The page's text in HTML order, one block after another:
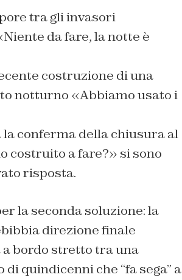
tra gli invasori
da fare, la notte è
costruzione di una
notturno «Abbiamo usato i
la conferma della chiusura al
costruito a fare?» si sono
risposta.
la seconda soluzione: la
direzione finale
bordo stretto tra una
quindicenni che “fa sega” a